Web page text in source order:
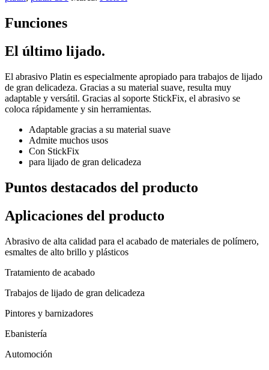
Funciones
El último lijado.
El abrasivo Platin es especialmente apropiado para trabajos de lijado
de gran delicadeza. Gracias a su material suave, resulta muy
adaptable y versátil. Gracias al soporte StickFix, el abrasivo se
coloca rápidamente y sin herramientas.
Adaptable gracias a su material suave
Admite muchos usos
Con StickFix
para lijado de gran delicadeza
Puntos destacados del producto
Aplicaciones del producto
Abrasivo de alta calidad para el acabado de materiales de polímero,
esmaltes de alto brillo y plásticos
Tratamiento de acabado
Trabajos de lijado de gran delicadeza
Pintores y barnizadores
Ebanistería
Automoción